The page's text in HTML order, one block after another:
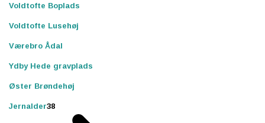
Voldtofte Boplads
Voldtofte Lusehøj
Værebro Ådal
Ydby Hede gravplads
Øster Brøndehøj
Jernalder38